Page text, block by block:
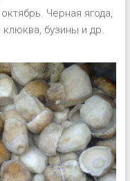
Черная ягода,
бузины и др.